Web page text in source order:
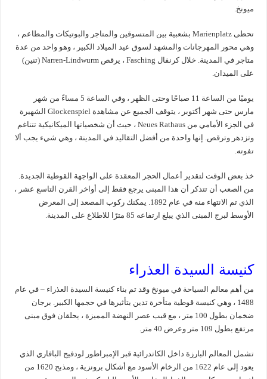
ميونخ.
تحظى Marienplatz بشعبية بين المتسوقين والمتاجر والبوتيكات والمطاعم ،
وهي محور المهرجانات والمشهد لسوق عيد الميلاد الكبير ، وهو واحد من عدة
متاجر في المدينة. خلال كرنفال Fasching ، يرقص Narren-Lindwurm (تنين)
على الميدان.
يوميًا من الساعة 11 صباحًا وحتى الظهر ، وفي الساعة 5 مساءً من شهر
مارس حتى شهر أكتوبر ، يتوقف الجميع عن مشاهدة Glockenspiel الشهيرة
في الجزء الأمامي من Neues Rathaus ، حيث أن شخصياتها الميكانيكية تتناغم
وتزدهر وترقص. إنها واحدة من أفضل التقاليد في المدينة ، وهي شيء يجب ألا
تفوته.
خذ بعض الوقت لتقدير أعمال الحجر المعقدة على الواجهة القوطية الجديدة.
من الصعب أن تتذكر أن هذا المبنى يرجع فقط إلى أواخر القرن التاسع عشر ،
الذي تم الانتهاء منه في عام 1892. يمكنك ركوب المصعد إلى المعرض
الأوسط لبرج المبنى الذي يبلغ ارتفاعه 85 مترًا للاطلاع على المدينة.
كنيسة السيدة العذراء
من أهم معالم السياحة في ميونخ وقد تم بناء كنيسة السيدة العذراء – في عام
1488 ، وهي كنيسة قوطية متأخرة تدين بتأثيرها في حجمها الكبير. برجان
ضخمان بطول 100 متر ، مع قبب عصر النهضة المميزة ، يحلقان فوق مبنى
مرتفع بطول 109 متر وعرض 40 متر.
تشمل المعالم البارزة داخل الكاتدرائية قبر الإمبراطور لودفيج البافاري الذي
يعود إلى عام 1622 من الرخام الأسود مع أشكال برونزية ، ومذبح 1620 من